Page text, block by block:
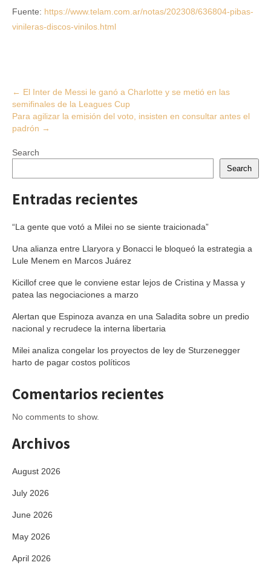
Fuente: https://www.telam.com.ar/notas/202308/636804-pibas-
vinileras-discos-vinilos.html
Post
navigation
← El Inter de Messi le ganó a Charlotte y se metió en las
semifinales de la Leagues Cup
Para agilizar la emisión del voto, insisten en consultar antes el
padrón →
Search
Search
Entradas recientes
“La gente que votó a Milei no se siente traicionada”
Una alianza entre Llaryora y Bonacci le bloqueó la estrategia a
Lule Menem en Marcos Juárez
Kicillof cree que le conviene estar lejos de Cristina y Massa y
patea las negociaciones a marzo
Alertan que Espinoza avanza en una Saladita sobre un predio
nacional y recrudece la interna libertaria
Milei analiza congelar los proyectos de ley de Sturzenegger
harto de pagar costos políticos
Comentarios recientes
No comments to show.
Archivos
August 2026
July 2026
June 2026
May 2026
April 2026